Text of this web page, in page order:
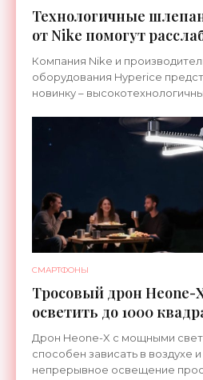
Технологичные
от Nike помогут
ноги после
Компания Nike и
оборудования Hyperice
новинку –
СМАРТФОНЫ
Тросовый дрон Heone-
осветить до 1000
земли -
Дрон Heone-X с мощными
способен зависать в воздухе
непрерывное освещение